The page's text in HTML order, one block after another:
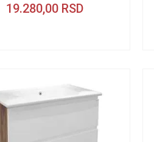
19.280,00 RSD